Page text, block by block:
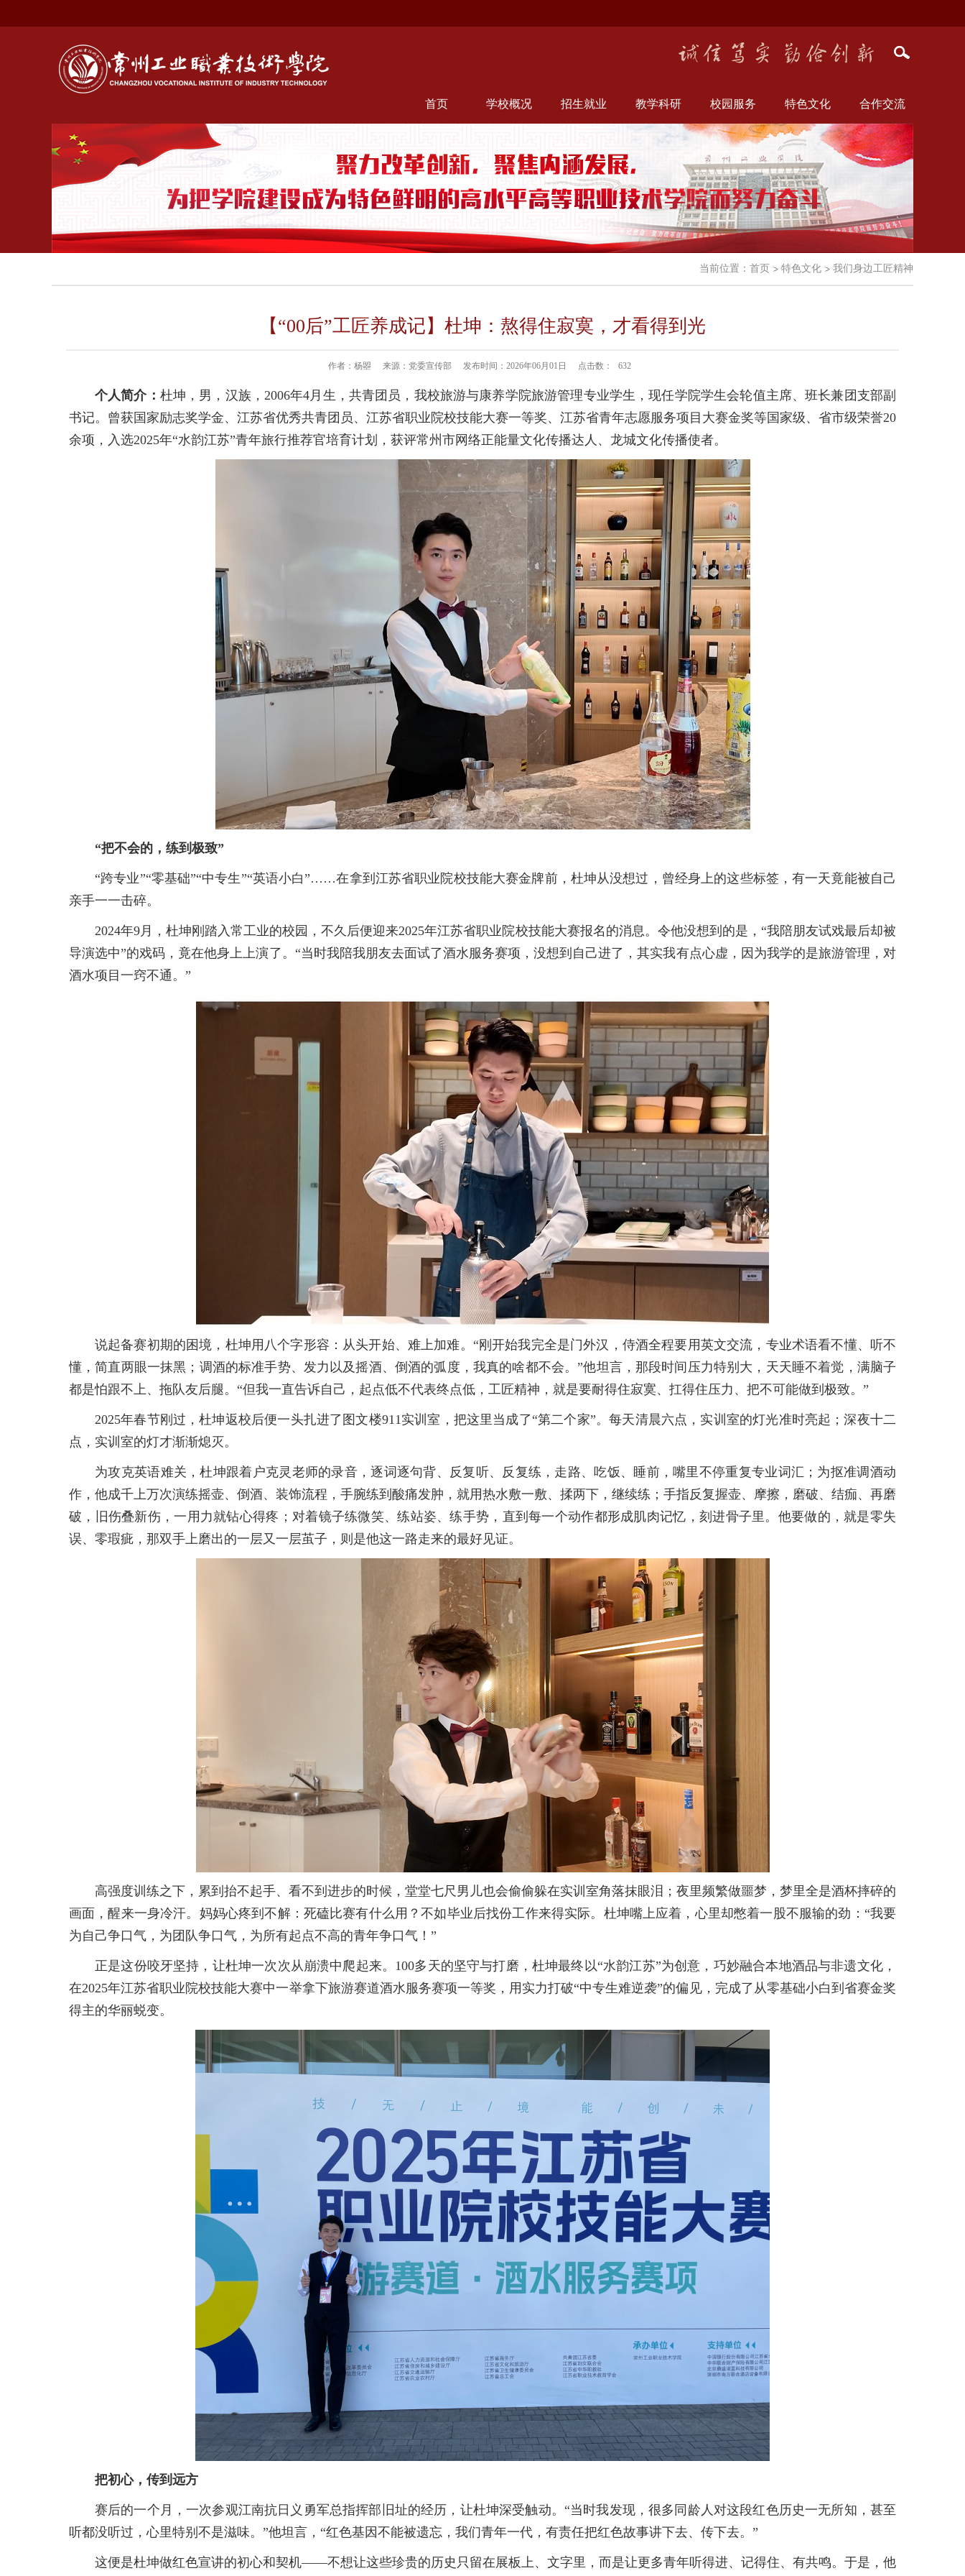
首页 学校概况 招生就业 教学科研 校园服务 特色文化 合作交流
当前位置： 首页 特色文化 我们身边工匠精神
【“00后”工匠养成记】杜坤：熬得住寂寞，才看得到光
作者：杨曌 来源：党委宣传部 发布时间：2026年06月01日 点击数： 632
个人简介： 杜坤，男，汉族，2006年4月生，共青团员，我校旅游与康养学院旅游管理专业学生，现任学院学生会轮值主席、班长兼团支部副
书记。曾获国家励志奖学金、江苏省优秀共青团员、江苏省职业院校技能大赛一等奖、江苏省青年志愿服务项目大赛金奖等国家级、省市级荣誉20
余项，入选2025年“水韵江苏”青年旅行推荐官培育计划，获评常州市网络正能量文化传播达人、龙城文化传播使者。
“把不会的，练到极致”
“跨专业”“零基础”“中专生”“英语小白”……在拿到江苏省职业院校技能大赛金牌前，杜坤从没想过，曾经身上的这些标签，有一天竟能被自己
亲手一一击碎。
2024年9月，杜坤刚踏入常工业的校园，不久后便迎来2025年江苏省职业院校技能大赛报名的消息。令他没想到的是，“我陪朋友试戏最后却被
导演选中”的戏码，竟在他身上上演了。“当时我陪我朋友去面试了酒水服务赛项，没想到自己进了，其实我有点心虚，因为我学的是旅游管理，对
酒水项目一窍不通。”
说起备赛初期的困境，杜坤用八个字形容：从头开始、难上加难。“刚开始我完全是门外汉，侍酒全程要用英文交流，专业术语看不懂、听不
懂，简直两眼一抹黑；调酒的标准手势、发力以及摇酒、倒酒的弧度，我真的啥都不会。”他坦言，那段时间压力特别大，天天睡不着觉，满脑子
都是怕跟不上、拖队友后腿。“但我一直告诉自己，起点低不代表终点低，工匠精神，就是要耐得住寂寞、扛得住压力、把不可能做到极致。”
2025年春节刚过，杜坤返校后便一头扎进了图文楼911实训室，把这里当成了“第二个家”。每天清晨六点，实训室的灯光准时亮起；深夜十二
点，实训室的灯才渐渐熄灭。
为攻克英语难关，杜坤跟着户克灵老师的录音，逐词逐句背、反复听、反复练，走路、吃饭、睡前，嘴里不停重复专业词汇；为抠准调酒动
作，他成千上万次演练摇壶、倒酒、装饰流程，手腕练到酸痛发肿，就用热水敷一敷、揉两下，继续练；手指反复握壶、摩擦，磨破、结痂、再磨
破，旧伤叠新伤，一用力就钻心得疼；对着镜子练微笑、练站姿、练手势，直到每一个动作都形成肌肉记忆，刻进骨子里。他要做的，就是零失
误、零瑕疵，那双手上磨出的一层又一层茧子，则是他这一路走来的最好见证。
高强度训练之下，累到抬不起手、看不到进步的时候，堂堂七尺男儿也会偷偷躲在实训室角落抹眼泪；夜里频繁做噩梦，梦里全是酒杯摔碎的
画面，醒来一身冷汗。妈妈心疼到不解：死磕比赛有什么用？不如毕业后找份工作来得实际。杜坤嘴上应着，心里却憋着一股不服输的劲：“我要
为自己争口气，为团队争口气，为所有起点不高的青年争口气！”
正是这份咬牙坚持，让杜坤一次次从崩溃中爬起来。100多天的坚守与打磨，杜坤最终以“水韵江苏”为创意，巧妙融合本地酒品与非遗文化，
在2025年江苏省职业院校技能大赛中一举拿下旅游赛道酒水服务赛项一等奖，用实力打破“中专生难逆袭”的偏见，完成了从零基础小白到省赛金奖
得主的华丽蜕变。
把初心，传到远方
赛后的一个月，一次参观江南抗日义勇军总指挥部旧址的经历，让杜坤深受触动。“当时我发现，很多同龄人对这段红色历史一无所知，甚至
听都没听过，心里特别不是滋味。”他坦言，“红色基因不能被遗忘，我们青年一代，有责任把红色故事讲下去、传下去。”
这便是杜坤做红色宣讲的初心和契机——不想让这些珍贵的历史只留在展板上、文字里，而是让更多青年听得进、记得住、有共鸣。于是，他